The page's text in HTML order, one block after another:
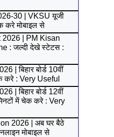
30 | VKSU यूजी
करे मोबाइल से
2026 | PM Kisan
: जल्दी देखे स्टेटस :
| बिहार बोर्ड 10वीं
करे : Very Useful
| बिहार बोर्ड 12वीं
में चेक करे : Very
2026 | अब घर बैठे
मोबाइल से